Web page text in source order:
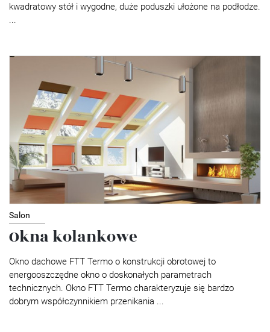
kwadratowy stół i wygodne, duże poduszki ułożone na podłodze.
...
Salon
Okna kolankowe
Okno dachowe FTT Termo o konstrukcji obrotowej to
energooszczędne okno o doskonałych parametrach
technicznych. Okno FTT Termo charakteryzuje się bardzo
dobrym współczynnikiem przenikania ...